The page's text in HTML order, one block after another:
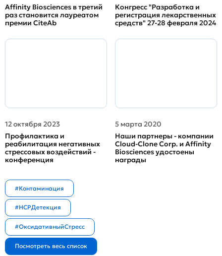
Affinity Biosciences в третий
раз становится лауреатом
премии CiteAb
Конгресс "Разработка и
регистрация лекарственных
средств" 27-28 февраля 2024
12 октября 2023
Профилактика и
реабилитация негативных
стрессовых воздействий -
конференция
5 марта 2020
Наши партнеры - компании
Cloud-Clone Corp. и Affinity
Biosciences удостоены
награды
#Контаминация
#HCPДетекция
#ОксидативныйСтресс